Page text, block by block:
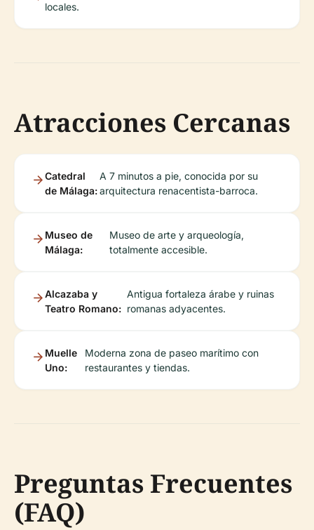
locales.
Atracciones Cercanas
Catedral
de Málaga:
A 7 minutos a pie, conocida por su
arquitectura renacentista-barroca.
Museo de
Málaga:
Museo de arte y arqueología,
totalmente accesible.
Alcazaba y
Teatro Romano:
Antigua fortaleza árabe y ruinas
romanas adyacentes.
Muelle
Uno:
Moderna zona de paseo marítimo con
restaurantes y tiendas.
Preguntas Frecuentes
(FAQ)